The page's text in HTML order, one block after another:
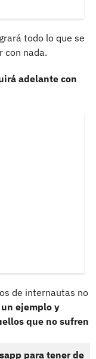
todo lo que se
con nada.
adelante con
de internautas no
un ejemplo y
que no sufren
para tener de